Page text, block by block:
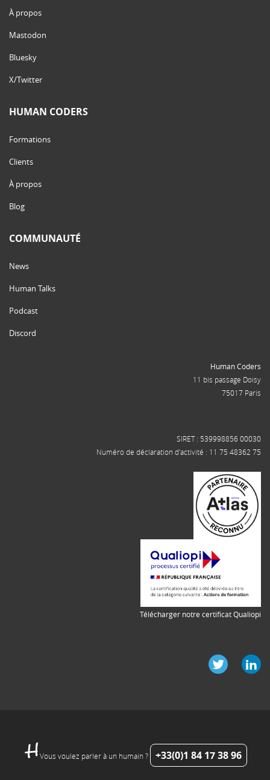
À propos
Mastodon
Bluesky
X/Twitter
HUMAN CODERS
Formations
Clients
À propos
Blog
COMMUNAUTÉ
News
Human Talks
Podcast
Discord
Human Coders
11 bis passage Doisy
75017 Paris
SIRET : 539998856 00030
Numéro de déclaration d'activité : 11 75 48362 75
Télécharger notre certificat Qualiopi
Vous voulez parler à un humain ? +33(0)1 84 17 38 96